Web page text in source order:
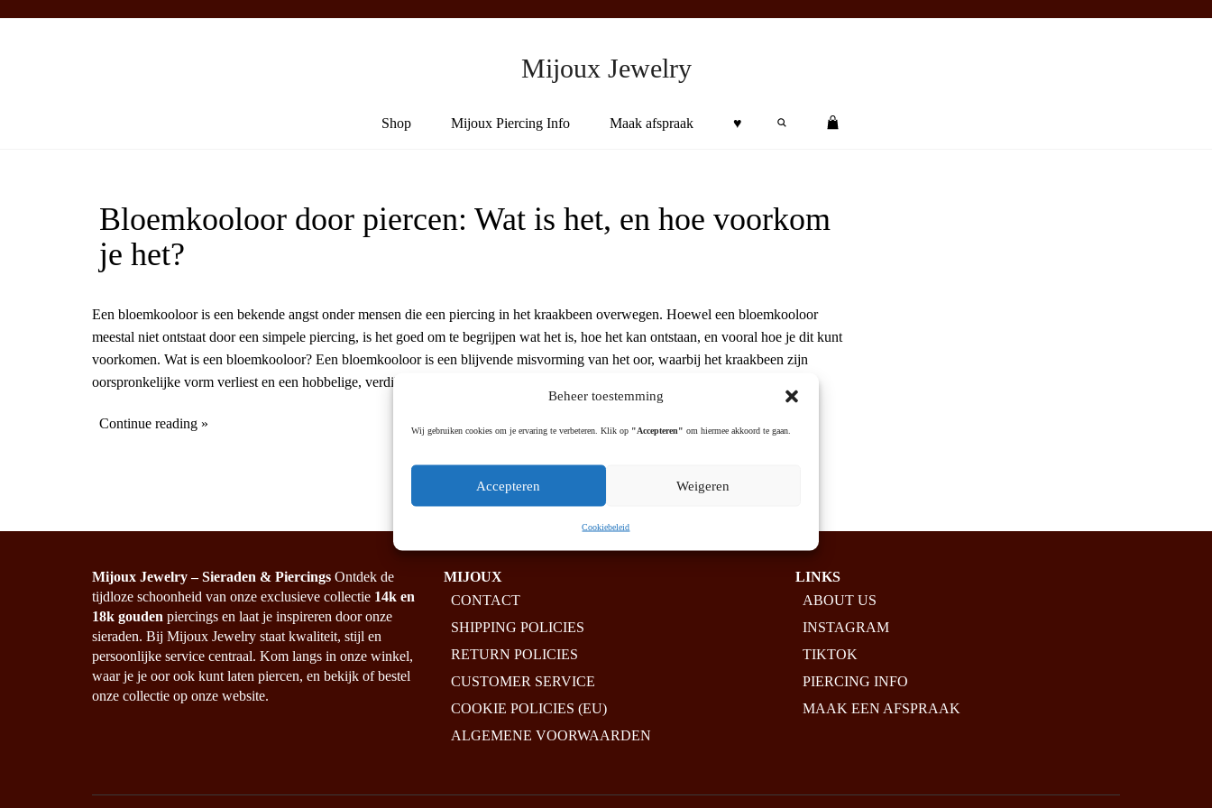
Beheer toestemming
Wij gebruiken cookies om je ervaring te verbeteren. Klik op "Accepteren" om hiermee akkoord te gaan.
Accepteren Weigeren
Cookiebeleid
Mijoux Jewelry
Shop Mijoux Piercing Info Maak afspraak ♥︎
Bloemkooloor door piercen: Wat is het, en hoe voorkom
je het?
Een bloemkooloor is een bekende angst onder mensen die een piercing in het kraakbeen overwegen. Hoewel een bloemkooloor
meestal niet ontstaat door een simpele piercing, is het goed om te begrijpen wat het is, hoe het kan ontstaan, en vooral hoe je dit kunt
voorkomen. Wat is een bloemkooloor? Een bloemkooloor is een blijvende misvorming van het oor, waarbij het kraakbeen zijn
oorspronkelijke vorm verliest en een hobbelige, verdikte structuur krijgt. Dit ontstaat meestal door…
Continue reading
Mijoux Jewelry – Sieraden & Piercings Ontdek de
tijdloze schoonheid van onze exclusieve collectie 14k en
18k gouden piercings en laat je inspireren door onze
sieraden. Bij Mijoux Jewelry staat kwaliteit, stijl en
persoonlijke service centraal. Kom langs in onze winkel,
waar je je oor ook kunt laten piercen, en bekijk of bestel
onze collectie op onze website.
MIJOUX
CONTACT
SHIPPING POLICIES
RETURN POLICIES
CUSTOMER SERVICE
COOKIE POLICIES (EU)
ALGEMENE VOORWAARDEN
LINKS
ABOUT US
INSTAGRAM
TIKTOK
PIERCING INFO
MAAK EEN AFSPRAAK